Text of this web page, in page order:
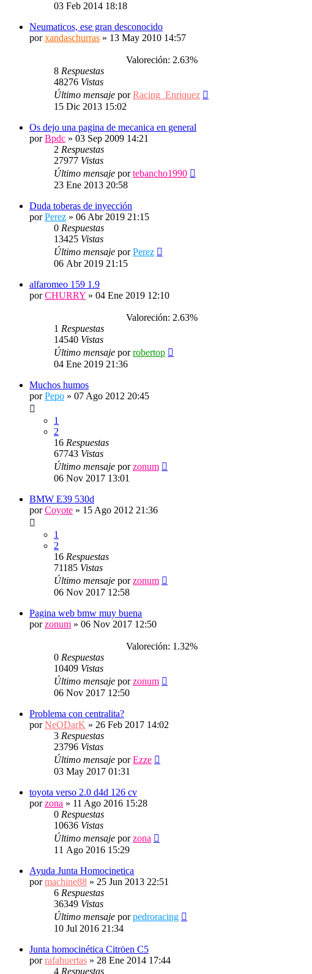
03 Feb 2014 18:18
Neumaticos, ese gran desconocido
porxandaschurras » 13 May 2010 14:57
Valoreción: 2.63%
8 Respuestas
48276 Vistas
Último mensaje porRacing_Enriquez
15 Dic 2013 15:02
Os dejo una pagina de mecanica en general
porBpdc » 03 Sep 2009 14:21
2 Respuestas
27977 Vistas
Último mensaje portebancho1990
23 Ene 2013 20:58
Duda toberas de inyección
porPerez » 06 Abr 2019 21:15
0 Respuestas
13425 Vistas
Último mensaje porPerez
06 Abr 2019 21:15
alfaromeo 159 1.9
porCHURRY » 04 Ene 2019 12:10
Valoreción: 2.63%
1 Respuestas
14540 Vistas
Último mensaje porrobertop
04 Ene 2019 21:36
Muchos humos
porPepo » 07 Ago 2012 20:45
1
2
16 Respuestas
67743 Vistas
Último mensaje porzonum
06 Nov 2017 13:01
BMW E39 530d
porCoyote » 15 Ago 2012 21:36
1
2
16 Respuestas
71185 Vistas
Último mensaje porzonum
06 Nov 2017 12:58
Pagina web bmw muy buena
porzonum » 06 Nov 2017 12:50
Valoreción: 1.32%
0 Respuestas
10409 Vistas
Último mensaje porzonum
06 Nov 2017 12:50
Problema con centralita?
porNeODarK » 26 Feb 2017 14:02
3 Respuestas
23796 Vistas
Último mensaje porEzze
03 May 2017 01:31
toyota verso 2.0 d4d 126 cv
porzona » 11 Ago 2016 15:28
0 Respuestas
10636 Vistas
Último mensaje porzona
11 Ago 2016 15:29
Ayuda Junta Homocinetica
pormachine88 » 25 Jun 2013 22:51
6 Respuestas
36349 Vistas
Último mensaje porpedroracing
10 Jul 2016 21:34
Junta homocinética Citröen C5
porrafahuertas » 28 Ene 2014 17:44
4 Respuestas